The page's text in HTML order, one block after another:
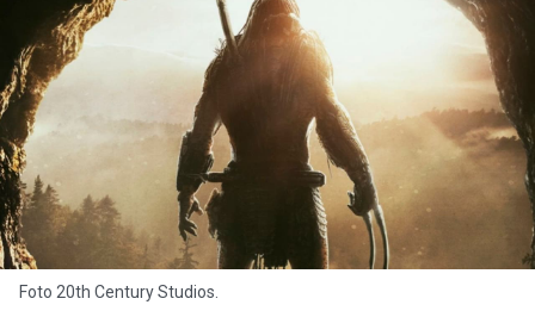
Foto 20th Century Studios.